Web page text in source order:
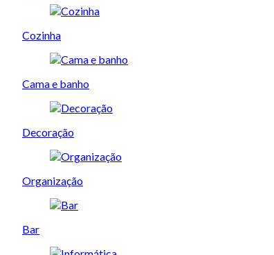
Cozinha
Cama e banho
Decoração
Organização
Bar